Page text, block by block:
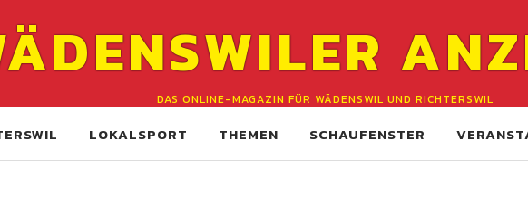
DAS ONLINE-MAGAZIN FÜR WÄDENSWIL UND RICHTERSWIL
LOKALSPORT THEMEN SCHAUFENSTER